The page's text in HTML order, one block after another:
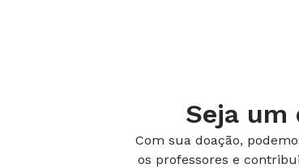
ainda das faculdades de
saberes que tratam da interação
Seja um
Com sua doação,
os professores e